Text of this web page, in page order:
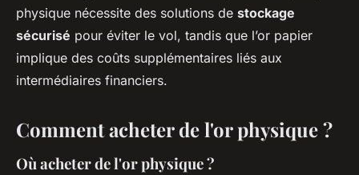
physique nécessite des solutions de stockage
sécurisé pour éviter le vol, tandis que l’or papier
implique des coûts supplémentaires liés aux
intermédiaires financiers.
Comment acheter de l'or physique ?
Où acheter de l'or physique ?